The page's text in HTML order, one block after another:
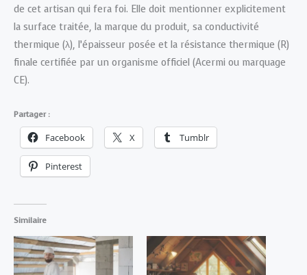
de cet artisan qui fera foi. Elle doit mentionner explicitement
la surface traitée, la marque du produit, sa conductivité
thermique (λ), l’épaisseur posée et la résistance thermique (R)
finale certifiée par un organisme officiel (Acermi ou marquage
CE).
Partager :
Facebook X Tumblr
Pinterest
Similaire